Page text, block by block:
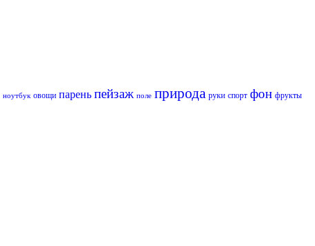
ноутбук овощи парень пейзаж поле природа руки спорт фон фрукты